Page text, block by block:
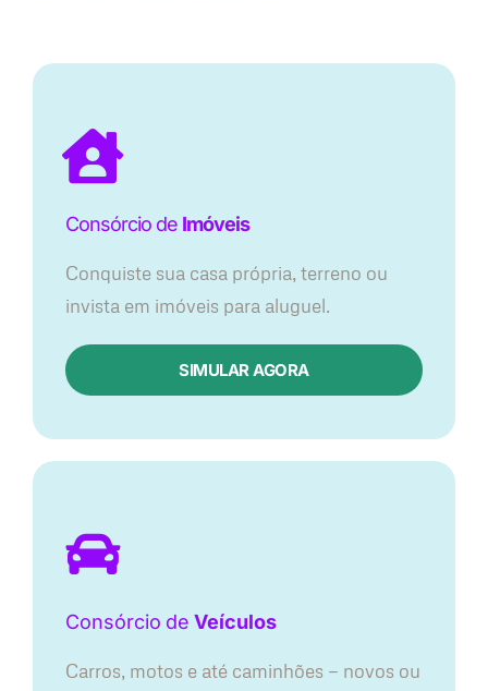
Consórcio de Imóveis
Conquiste sua casa própria, terreno ou
invista em imóveis para aluguel.
SIMULAR AGORA​
Consórcio de Veículos
Carros, motos e até caminhões — novos ou